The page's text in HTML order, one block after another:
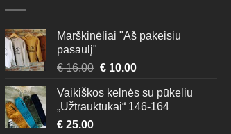
may
be
chosen
the
product
page
Marškinėliai "Aš pakeisiu
pasaulį"
€16.00 Original
was:
€ 16.00.
€10.00Current
is:
€ 10.00.
Vaikiškos kelnės su pūkeliu
„Užtrauktukai“ 146-164
€ 25.00